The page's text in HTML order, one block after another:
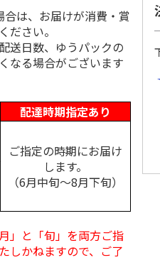
は、お届けが消費・賞
ださい。
送日数、ゆうパックの
なる場合がございます
配達時期指定あり
ご指定の時期にお届け
します。
（6月中旬～8月下旬）
」と「旬」を両方ご指
しかねますので、ご了